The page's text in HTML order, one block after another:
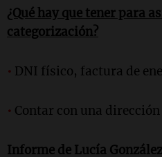
¿Qué hay que tener para
categorización?
• DNI físico, factura de
• Contar con una
Informe de Lucía